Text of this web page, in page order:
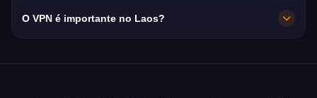
selecionar sua cidade preferida no Laos no
localização e necessidades.
privacidade essencial.
Laos é de 18 Mbps com a ferrovia China-Laos
O VPN é importante no Laos?
são bloqueados. O governo restringe